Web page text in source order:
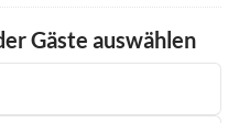
Gäste auswählen